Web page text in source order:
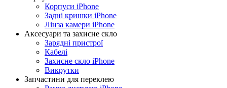
Корпуси iPhone
Задні кришки iPhone
Лінза камери iPhone
Аксесуари та захисне скло
Зарядні пристрої
Кабелі
Захисне скло iPhone
Викрутки
Запчастини для переклею